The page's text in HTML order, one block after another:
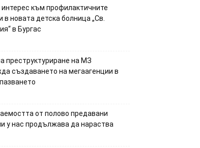
към профилактичните
в новата детска болница „Св.
в Бургас
преструктуриране на МЗ
създаването на мегаагенции в
от полово предавани
у нас продължава да нараства